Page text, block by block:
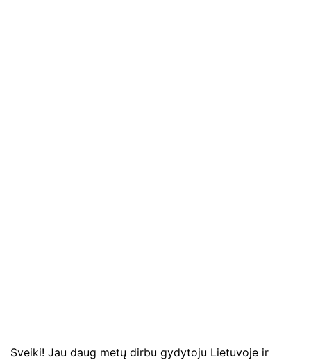
Sveiki! Jau daug metų dirbu gydytoju Lietuvoje ir